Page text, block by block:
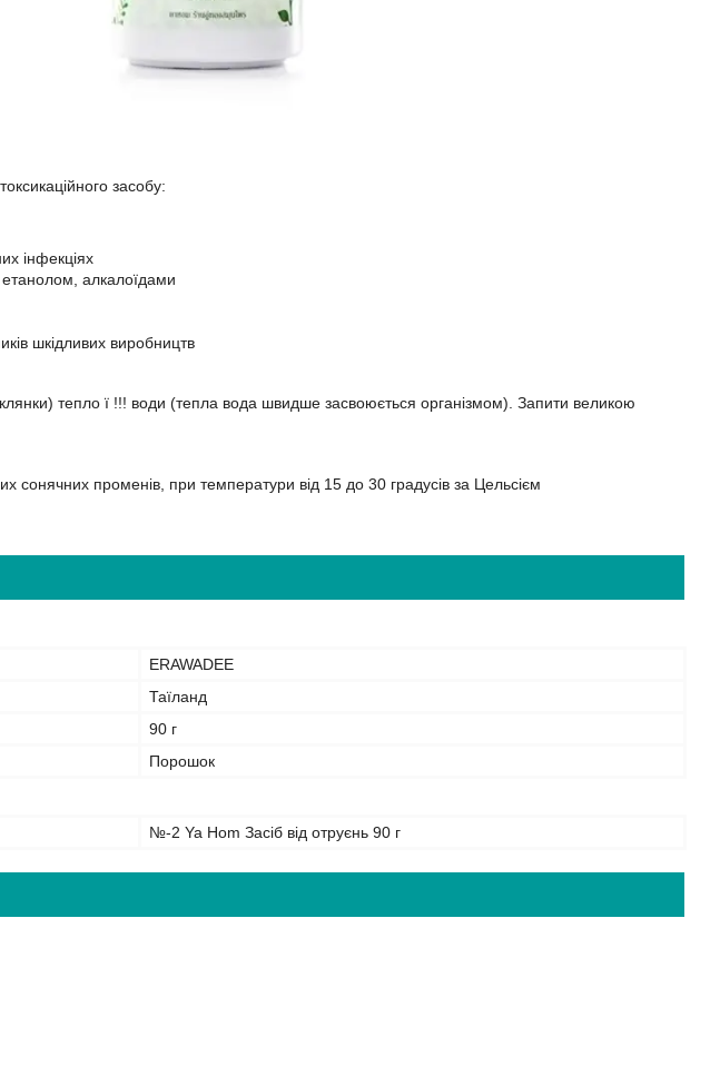
засобу:
інфекціях
алкалоїдами
шкідливих виробництв
тепло ї !!! води (тепла вода швидше засвоюється організмом). Запити великою
сонячних променів, при температури від 15 до 30 градусів за Цельсієм
ERAWADEE
Таїланд
90 г
Порошок
№-2 Ya Hom Засіб від отруєнь 90 г